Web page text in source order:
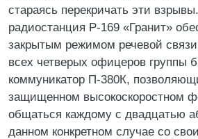
стараясь перекричать эти
радиостанция Р-169 «Гранит»
закрытым режимом речевой
всех четверых офицеров группы
коммуникатор П-380К,
защищенном высокоскоростном
общаться каждому с двадцатью
данном конкретном случае со